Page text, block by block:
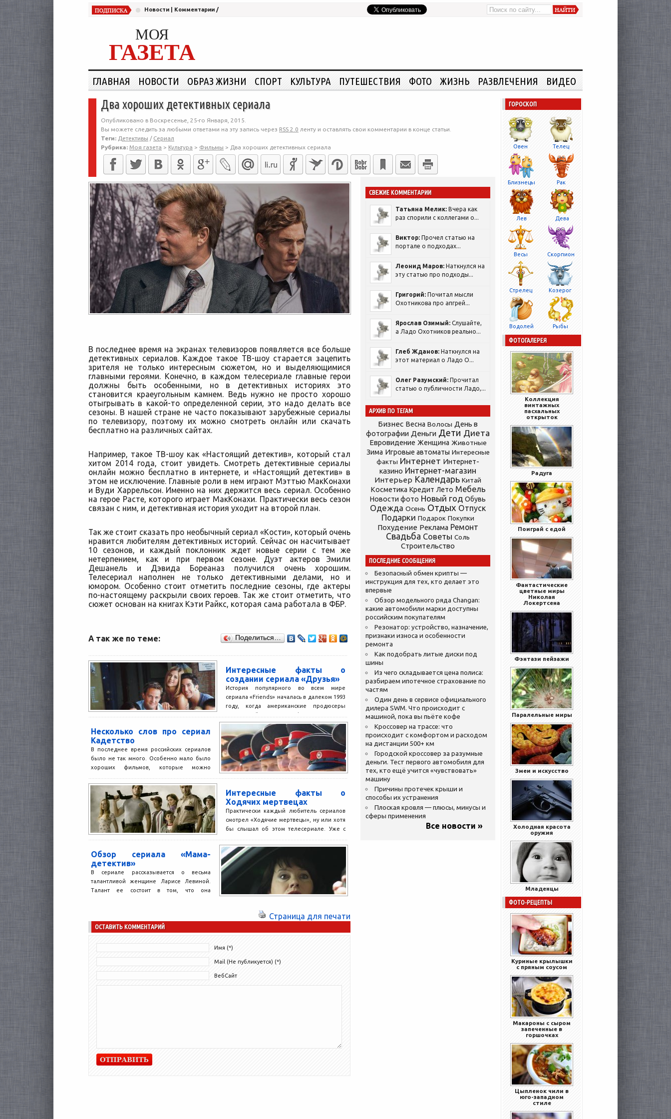
Новости Комментарии /
МОЯ
ГАЗЕТА
ГЛАВНАЯ НОВОСТИ ОБРАЗ ЖИЗНИ СПОРТ КУЛЬТУРА ПУТЕШЕСТВИЯ ФОТО ЖИЗНЬ РАЗВЛЕЧЕНИЯ ВИДЕО
Два хороших детективных сериала
Опубликовано в Воскресенье, 25-го Января, 2015.
Вы можете следить за любыми ответами на эту запись через RSS 2.0 ленту и оставлять свои комментарии в конце статьи.
Теги: Детективы / Сериал
Рубрика: Моя газета > Культура > Фильмы > Два хороших детективных сериала
В последнее время на экранах телевизоров появляется все больше
детективных сериалов. Каждое такое ТВ-шоу старается зацепить
зрителя не только интересным сюжетом, но и выделяющимися
главными героями. Конечно, в каждом телесериале главные герои
должны быть особенными, но в детективных историях это
становится краеугольным камнем. Ведь нужно не просто хорошо
отыгрывать в какой-то определенной серии, это надо делать все
сезоны. В нашей стране не часто показывают зарубежные сериалы
по телевизору, поэтому их можно смотреть онлайн или скачать
бесплатно на различных сайтах.
Например, такое ТВ-шоу как «Настоящий детектив», который стал
хитом 2014 года, стоит увидеть. Смотреть детективные сериалы
онлайн можно бесплатно в интернете, и «Настоящий детектив» в
этом не исключение. Главные роли в нем играют Мэттью МакКонахи
и Вуди Харрельсон. Именно на них держится весь сериал. Особенно
на герое Расте, которого играет МакКонахи. Практически весь сезон
связан с ним, и детективная история уходит на второй план.
Так же стоит сказать про необычный сериал «Кости», который очень
нравится любителям детективных историй. Сейчас он насчитывает
10 сезонов, и каждый поклонник ждет новые серии с тем же
нетерпением, как и при первом сезоне. Дуэт актеров Эмили
Дешанель и Дэвида Бореаназ получился очень хорошим.
Телесериал наполнен не только детективными делами, но и
юмором. Особенно стоит отметить последние сезоны, где актеры
по-настоящему раскрыли своих героев. Так же стоит отметить, что
сюжет основан на книгах Кэти Райкс, которая сама работала в ФБР.
А так же по теме: Поделиться…
Интересные факты о
создании сериала «Друзья»
История популярного во всем мире
сериала «Friends» началась в далеком 1993
году, когда американские продюсеры
Дэвид Крейн и Марта Кауфман,...
Несколько слов про сериал
Кадетство
В последнее время российских сериалов
было не так много. Особенно мало было
хороших фильмов, которые можно
Интересные факты о
Ходячих мертвецах
Практически каждый любитель сериалов
смотрел «Ходячие мертвецы», ну или хотя
бы слышал об этом телесериале. Уже с
Обзор сериала «Мама-
детектив»
В сериале рассказывается о весьма
талантливой женщине Ларисе Левиной.
Талант ее состоит в том, что она
Страница для печати
ОСТАВИТЬ КОММЕНТАРИЙ
Имя (*)
Mail (Не публикуется) (*)
ВебСайт
СВЕЖИЕ КОММЕНТАРИИ
Татьяна Мелик: Вчера как
раз спорили с коллегами о...
Виктор: Прочел статью на
портале о подходах...
Леонид Маров: Наткнулся на
эту статью про подходы...
Григорий: Почитал мысли
Охотникова про апгрей...
Ярослав Озимый: Слушайте,
а Ладо Охотников реально...
Глеб Жданов: Наткнулся на
этот материал о Ладо О...
Олег Разумский: Прочитал
статью о публичности Ладо,...
АРХИВ ПО ТЕГАМ
Бизнес Весна Волосы День в
фотографии Деньги Дети Диета
Евровидение Женщина Животные
Зима Игровые автоматы Интересные
факты Интернет Интернет-
казино Интернет-магазин
Интерьер Календарь Китай
Косметика Кредит Лето Мебель
Новости фото Новый год Обувь
Одежда Осень Отдых Отпуск
Подарки Подарок Покупки
Похудение Реклама Ремонт
Свадьба Советы Соль
Строительство
ПОСЛЕДНИЕ СООБЩЕНИЯ
Безопасный обмен крипты —
инструкция для тех, кто делает это
впервые
Обзор модельного ряда Changan:
какие автомобили марки доступны
российским покупателям
Резонатор: устройство, назначение,
признаки износа и особенности
ремонта
Как подобрать литые диски под
шины
Из чего складывается цена полиса:
разбираем ипотечное страхование по
частям
Один день в сервисе официального
дилера SWM. Что происходит с
машиной, пока вы пьёте кофе
Кроссовер на трассе: что
происходит с комфортом и расходом
на дистанции 500+ км
Городской кроссовер за разумные
деньги. Тест первого автомобиля для
тех, кто ещё учится «чувствовать»
машину
Причины протечек крыши и
способы их устранения
Плоская кровля — плюсы, минусы и
сферы применения
Все новости »
ГОРОСКОП
Овен Телец
Близнецы Рак
Лев Дева
Весы Скорпион
Стрелец Козерог
Водолей Рыбы
ФОТОГАЛЕРЕЯ
Коллекция
винтажных
пасхальных
открыток
Радуга
Поиграй с едой
Фантастические
цветные миры
Николая
Локертсена
Фэнтази пейзажи
Паралельные миры
Змеи и искусство
Холодная красота
оружия
Младенцы
ФОТО-РЕЦЕПТЫ
Куриные крылышки
с пряным соусом
Макароны с сыром
запеченные в
горшочках
Цыпленок чили в
юго-западном
стиле